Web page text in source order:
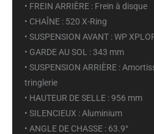
• FREIN ARRIÈRE : Frein à disque
• CHAÎNE : 520 X-Ring
• SUSPENSION AVANT : WP
• GARDE AU SOL : 343 mm
• SUSPENSION ARRIÈRE :
tringlerie
• HAUTEUR DE SELLE : 956 mm
• SILENCIEUX : Aluminium
• ANGLE DE CHASSE : 63.9°